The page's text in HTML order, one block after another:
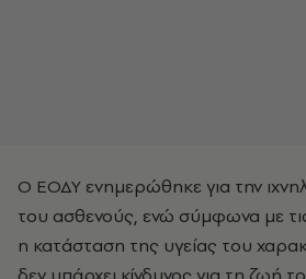
Ο ΕΟΔΥ ενημερώθηκε για την
του ασθενούς, ενώ σύμφωνα με
η κατάσταση της υγείας του